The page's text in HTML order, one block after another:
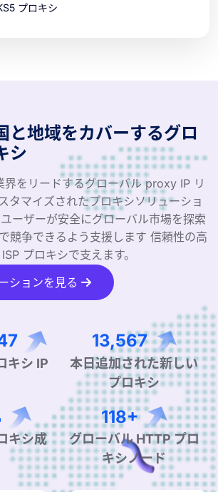
プロキシ
と地域をカバーするグロ
シ
をリードするグローバル proxy IP リ
タマイズされたプロキシソリューショ
ーザーが安全にグローバル市場を探索
競争できるよう支援します 信頼性の高
プロキシで支えます。
ションを見る
キシ IP
21,504
本日追加された新しい
プロキシ
キシ成
188+
グローバル HTTP プロ
キシノード